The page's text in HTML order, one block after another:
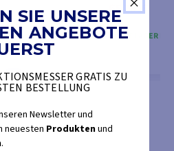
65,35 €
68,13 €
AUF LAGER
SIE UNSERE
ANGEBOTE
GRATIS ZU
BESTELLUNG
Newsletter und
neuesten Produktenund
.